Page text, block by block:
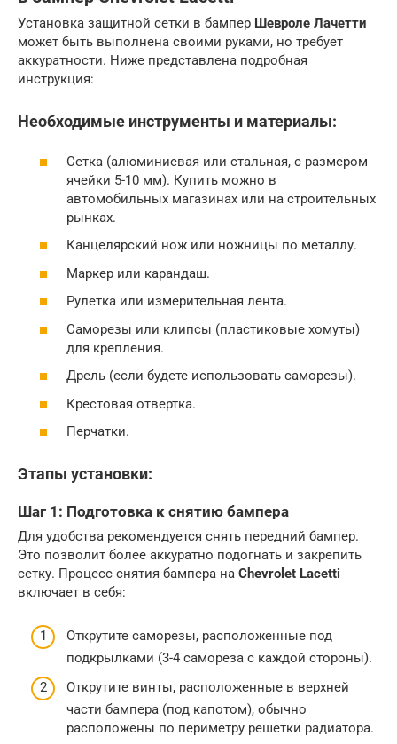
Установка защитной сетки в бампер Шевроле Лачетти
может быть выполнена своими руками, но требует
аккуратности. Ниже представлена подробная
инструкция:
Необходимые инструменты и материалы:
Сетка (алюминиевая или стальная, с размером
ячейки 5-10 мм). Купить можно в
автомобильных магазинах или на строительных
рынках.
Канцелярский нож или ножницы по металлу.
Маркер или карандаш.
Рулетка или измерительная лента.
Саморезы или клипсы (пластиковые хомуты)
для крепления.
Дрель (если будете использовать саморезы).
Крестовая отвертка.
Перчатки.
Этапы установки:
Шаг 1: Подготовка к снятию бампера
Для удобства рекомендуется снять передний бампер.
Это позволит более аккуратно подогнать и закрепить
сетку. Процесс снятия бампера на Chevrolet Lacetti
включает в себя:
Открутите саморезы, расположенные под
подкрылками (3-4 самореза с каждой стороны).
Открутите винты, расположенные в верхней
части бампера (под капотом), обычно
расположены по периметру решетки радиатора.